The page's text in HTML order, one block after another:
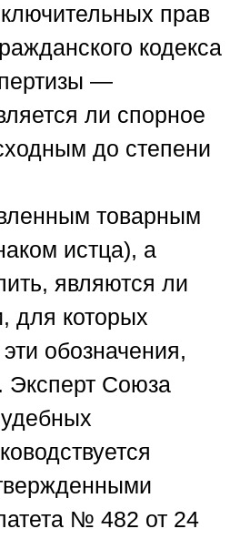
прав
кодекса
—
ли спорное
до степени
товарным
истца), а
являются ли
для которых
обозначения,
Союза
№ 482 от 24